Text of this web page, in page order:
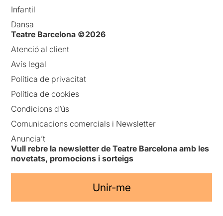
Infantil
Dansa
Teatre Barcelona ©2026
Atenció al client
Avís legal
Política de privacitat
Política de cookies
Condicions d’ús
Comunicacions comercials i Newsletter
Anuncia’t
Vull rebre la newsletter de Teatre Barcelona amb les
novetats, promocions i sorteigs
Unir-me